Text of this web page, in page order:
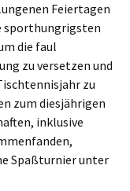
Feiertagen
sporthungrigsten
die faul
zu versetzen und
zu
zum diesjährigen
inklusive
Spaßturnier unter